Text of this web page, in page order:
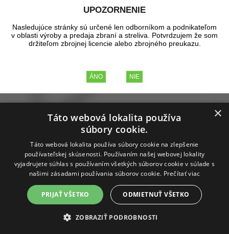
Píla ručná, reťazová 64cm
Ručná reťazová píla. Dĺžka 64cm.
UPOZORNENIE
Nasledujúce stránky sú určené len odborníkom a podnikateľom
v oblasti výroby a predaja zbraní a streliva. Potvrdzujem že som
držiteľom zbrojnej licencie alebo zbrojného preukazu.
×
Táto webová lokalita používa
súbory cookie.
Táto webová lokalita používa súbory cookie na zlepšenie
používateľskej skúsenosti. Používaním našej webovej lokality
vyjadrujete súhlas s používaním všetkých súborov cookie v súlade s
našimi zásadami používania súborov cookie. Prečítať viac
PRIJAŤ VŠETKO ODMIETNUŤ VŠETKO
ZOBRAZIŤ PODROBNOSTI